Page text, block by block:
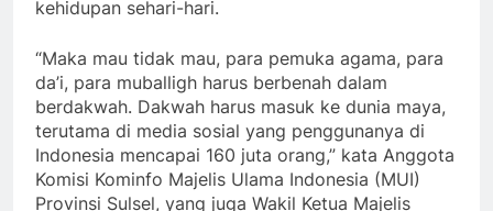
kehidupan sehari-hari.
“Maka mau tidak mau, para pemuka agama, para
da’i, para muballigh harus berbenah dalam
berdakwah. Dakwah harus masuk ke dunia maya,
terutama di media sosial yang penggunanya di
Indonesia mencapai 160 juta orang,” kata Anggota
Komisi Kominfo Majelis Ulama Indonesia (MUI)
Provinsi Sulsel, yang juga Wakil Ketua Majelis